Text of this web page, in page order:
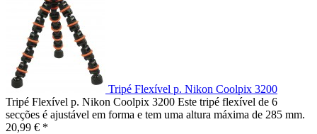
Tripé Flexível p. Nikon Coolpix 3200
Tripé Flexível p. Nikon Coolpix 3200 Este tripé flexível de 6
secções é ajustável em forma e tem uma altura máxima de 285 mm.
20,99 € *